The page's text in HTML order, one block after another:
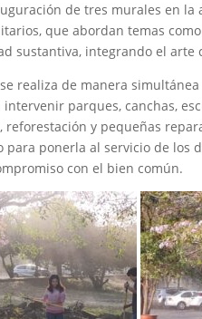
de tres murales en la
que abordan temas
sustantiva, integrando el
realiza de manera
parques, canchas,
y pequeñas
ponerla al servicio de los
con el bien común.